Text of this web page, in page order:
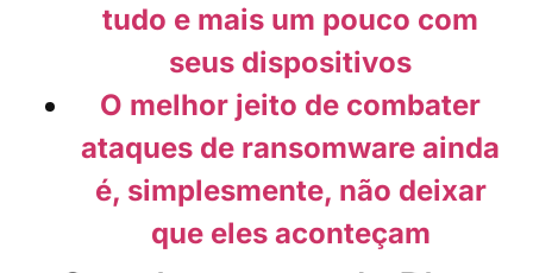
tudo e mais um pouco com
seus dispositivos
O melhor jeito de combater
ataques de ransomware ainda
é, simplesmente, não deixar
que eles aconteçam